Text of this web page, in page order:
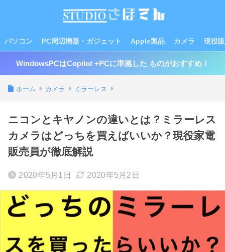
パソコン PC周辺機器・ガジェット Apple製品 カメラ 現役
WindowsPCはCopilot +PCに準拠した ものがおすすめ！
ホーム カメラ ミラーレス
ニコンとキヤノンの違いとは？ミラーレス
カメラはどっちを買えばいいか？現役家電
販売員が徹底解説
2020年5月1日 2020年5月2日